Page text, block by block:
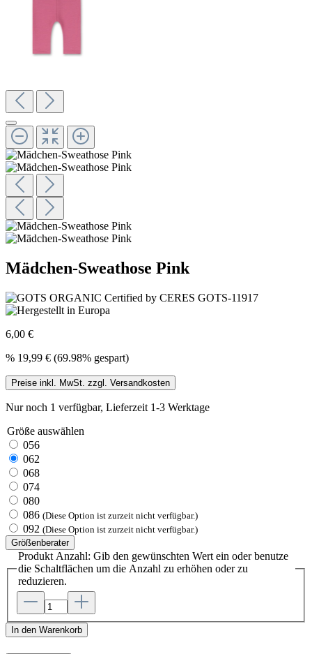
Mädchen-Sweathose Pink
6,00 €
% 19,99 € (69.98% gespart)
Preise inkl. MwSt. zzgl. Versandkosten
Nur noch 1 verfügbar, Lieferzeit 1-3 Werktage
Größe auswählen
056
062
068
074
080
086 (Diese Option ist zurzeit nicht verfügbar.)
092 (Diese Option ist zurzeit nicht verfügbar.)
Größenberater
Produkt Anzahl: Gib den gewünschten Wert ein oder benutze
die Schaltflächen um die Anzahl zu erhöhen oder zu
reduzieren.
In den Warenkorb